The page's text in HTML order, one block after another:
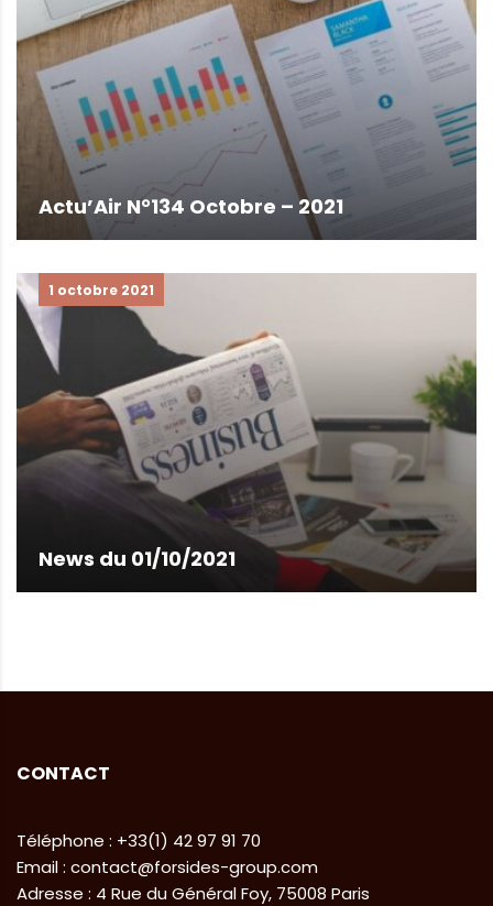
Actu’Air N°134 Octobre – 2021
1 octobre 2021
News du 01/10/2021
CONTACT
Téléphone : +33(1) 42 97 91 70
Email : contact@forsides-group.com
Adresse : 4 Rue du Général Foy, 75008 Paris